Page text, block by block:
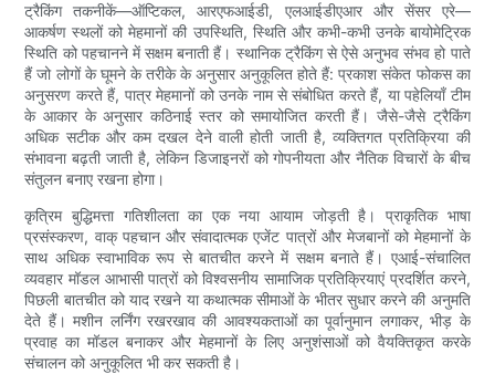
ट्रैकिंग तकनीकें—ऑप्टिकल, आरएफआईडी, एलआईडीएआर और सेंसर एरे—
आकर्षण स्थलों को मेहमानों की उपस्थिति, स्थिति और कभी-कभी उनके बायोमेट्रिक
स्थिति को पहचानने में सक्षम बनाती हैं। स्थानिक ट्रैकिंग से ऐसे अनुभव संभव हो पाते
हैं जो लोगों के घूमने के तरीके के अनुसार अनुकूलित होते हैं: प्रकाश संकेत फोकस का
अनुसरण करते हैं, पात्र मेहमानों को उनके नाम से संबोधित करते हैं, या पहेलियाँ टीम
के आकार के अनुसार कठिनाई स्तर को समायोजित करती हैं। जैसे-जैसे ट्रैकिंग
अधिक सटीक और कम दखल देने वाली होती जाती है, व्यक्तिगत प्रतिक्रिया की
संभावना बढ़ती जाती है, लेकिन डिजाइनरों को गोपनीयता और नैतिक विचारों के बीच
संतुलन बनाए रखना होगा।
कृत्रिम बुद्धिमत्ता गतिशीलता का एक नया आयाम जोड़ती है। प्राकृतिक भाषा
प्रसंस्करण, वाक् पहचान और संवादात्मक एजेंट पात्रों और मेजबानों को मेहमानों के
साथ अधिक स्वाभाविक रूप से बातचीत करने में सक्षम बनाते हैं। एआई-संचालित
व्यवहार मॉडल आभासी पात्रों को विश्वसनीय सामाजिक प्रतिक्रियाएं प्रदर्शित करने,
पिछली बातचीत को याद रखने या कथात्मक सीमाओं के भीतर सुधार करने की अनुमति
देते हैं। मशीन लर्निंग रखरखाव की आवश्यकताओं का पूर्वानुमान लगाकर, भीड़ के
प्रवाह का मॉडल बनाकर और मेहमानों के लिए अनुशंसाओं को वैयक्तिकृत करके
संचालन को अनुकूलित भी कर सकती है।